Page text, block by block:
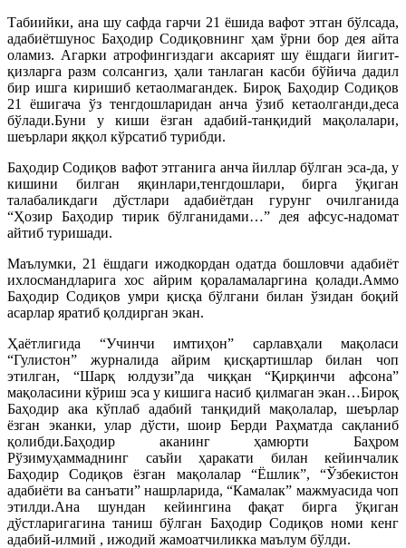
Табиийки, ана шу сафда гарчи 21 ёшида вафот этган бўлсада,
адабиётшунос Баҳодир Содиқовнинг ҳам ўрни бор дея айта
оламиз. Агарки атрофингиздаги аксарият шу ёшдаги йигит-
қизларга разм солсангиз, ҳали танлаган касби бўйича дадил
бир ишга киришиб кетаолмагандек. Бироқ Баҳодир Содиқов
21 ёшигача ўз тенгдошларидан анча ўзиб кетаолганди,деса
бўлади.Буни у киши ёзган адабий-танқидий мақолалари,
шеърлари яққол кўрсатиб турибди.
Баҳодир Содиқов вафот этганига анча йиллар бўлган эса-да, у
кишини билган яқинлари,тенгдошлари, бирга ўқиган
талабаликдаги дўстлари адабиётдан гурунг очилганида
“Ҳозир Баҳодир тирик бўлганидами…” дея афсус-надомат
айтиб туришади.
Маълумки, 21 ёшдаги ижодкордан одатда бошловчи адабиёт
ихлосмандларига хос айрим қораламаларгина қолади.Аммо
Баҳодир Содиқов умри қисқа бўлгани билан ўзидан боқий
асарлар яратиб қолдирган экан.
Ҳаётлигида “Учинчи имтиҳон” сарлавҳали мақоласи
“Гулистон” журналида айрим қисқартишлар билан чоп
этилган, “Шарқ юлдузи”да чиққан “Қирқинчи афсона”
мақоласини кўриш эса у кишига насиб қилмаган экан…Бироқ
Баҳодир ака кўплаб адабий танқидий мақолалар, шеърлар
ёзган эканки, улар дўсти, шоир Берди Раҳматда сақланиб
қолибди.Баҳодир аканинг ҳамюрти Баҳром
Рўзимуҳаммаднинг саъйи ҳаракати билан кейинчалик
Баҳодир Содиқов ёзган мақолалар “Ёшлик”, “Ўзбекистон
адабиёти ва санъати” нашрларида, “Камалак” мажмуасида чоп
этилди.Ана шундан кейингина фақат бирга ўқиган
дўстларигагина таниш бўлган Баҳодир Содиқов номи кенг
адабий-илмий , ижодий жамоатчиликка маълум бўлди.